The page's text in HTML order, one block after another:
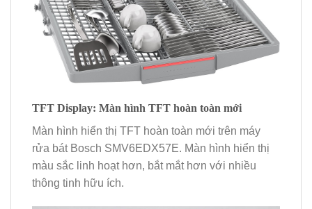
TFT Display: Màn hình TFT hoàn toàn mới
Màn hình hiển thị TFT hoàn toàn mới trên máy
rửa bát Bosch SMV6EDX57E. Màn hình hiển thị
màu sắc linh hoạt hơn, bắt mắt hơn với nhiều
thông tinh hữu ích.